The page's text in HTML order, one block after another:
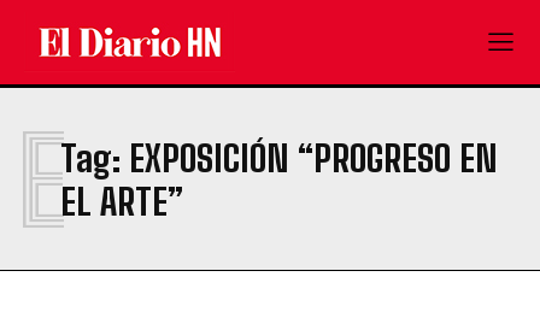
Tag: EXPOSICIÓN “PROGRESO EN
EL ARTE”
E